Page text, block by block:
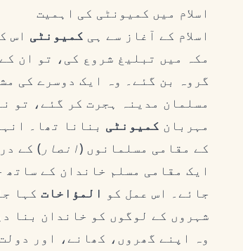
اسلام میں کمیونٹی کی اہمیت
اسلام کے آغاز سے ہی کمیونٹی اس
مکہ میں تبلیغ شروع کی، تو ان
گروہ بن گئے۔ وہ ایک دوسرے کی
مسلمان مدینہ ہجرت کر گئے، تو
مہربان کمیونٹی بنانا تھا۔
کے مقامی مسلمانوں (انصار ) کے
ایک مقامی مسلم خاندان کے
جائے۔ اس عمل کو المؤاخات کہا
شہروں کے لوگوں کو خاندان بنا
وہ اپنے گھروں، کھانے، اور